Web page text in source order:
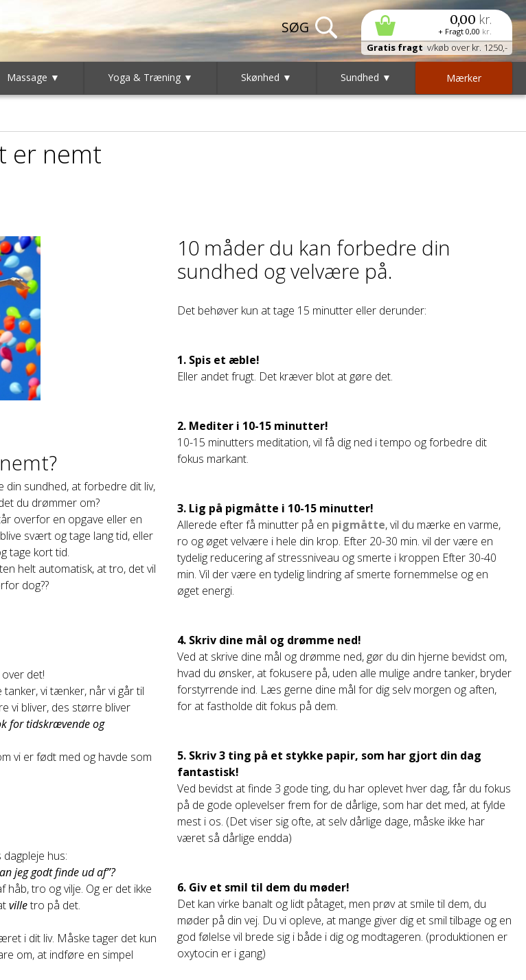
0,00 kr.
+ Fragt 0,00 kr.
Gratis fragt v/køb over kr. 1250,-
Massage ▼ Yoga & Træning ▼ Skønhed ▼ Sundhed ▼ Mærker
er nemt
din sundhed, at forbedre dit liv,
du drømmer om?
overfor en opgave eller en
svært og tage lang tid, eller
tage kort tid.
helt automatisk, at tro, det vil
dog??
det!
vi tænker, når vi går til
vi bliver, des større bliver
for tidskrævende og
vi er født med og havde som
hus:
jeg godt finde ud af”?
håb, tro og vilje. Og er det ikke
villetro på det.
i dit liv. Måske tager det kun
om, at indføre en simpel
10 måder du kan forbedre din
sundhed og velvære på.
Det behøver kun at tage 15 minutter eller derunder:
1. Spis et æble!
Eller andet frugt. Det kræver blot at gøre det.
2. Mediter i 10-15 minutter!
10-15 minutters meditation, vil få dig ned i tempo og forbedre dit
fokus markant.
3. Lig på pigmåtte i 10-15 minutter!
Allerede efter få minutter på en pigmåtte, vil du mærke en varme,
ro og øget velvære i hele din krop. Efter 20-30 min. vil der være en
tydelig reducering af stressniveau og smerte i kroppen Efter 30-40
min. Vil der være en tydelig lindring af smerte fornemmelse og en
øget energi.
4. Skriv dine mål og drømme ned!
Ved at skrive dine mål og drømme ned, gør du din hjerne bevidst om,
hvad du ønsker, at fokusere på, uden alle mulige andre tanker, bryder
forstyrrende ind. Læs gerne dine mål for dig selv morgen og aften,
for at fastholde dit fokus på dem.
5. Skriv 3 ting på et stykke papir, som har gjort din dag
fantastisk!
Ved bevidst at finde 3 gode ting, du har oplevet hver dag, får du fokus
på de gode oplevelser frem for de dårlige, som har det med, at fylde
mest i os. (Det viser sig ofte, at selv dårlige dage, måske ikke har
været så dårlige endda)
6. Giv et smil til dem du møder!
Det kan virke banalt og lidt påtaget, men prøv at smile til dem, du
møder på din vej. Du vi opleve, at mange giver dig et smil tilbage og en
god følelse vil brede sig i både i dig og modtageren. (produktionen er
oxytocin er i gang)